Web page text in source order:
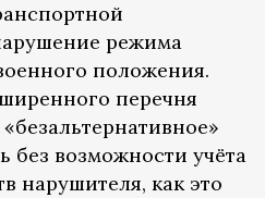
режима
положения.
перечня
без возможности учёта
нарушителя, как это